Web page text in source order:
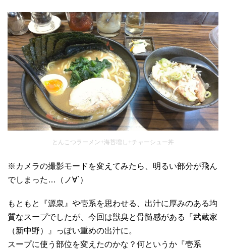
とんこつラーメン+海苔増し+チャーシュー丼
※カメラの撮影モードを変えてみたら、明るい部分が飛ん
でしまった…（ノ∀`）
もともと『源泉』や壱系を思わせる、出汁に厚みのある均
質なスープでしたが、今回は獣臭と骨髄感がある『武蔵家
（新中野）』っぽい重めの出汁に。
スープに使う部位を変えたのかな？何というか『壱系